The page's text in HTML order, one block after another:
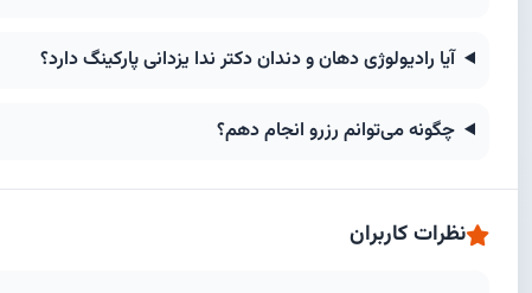
آیا رادیولوژی دهان و دندان دکتر ندا یزدانی پارکینگ دارد؟
چگونه می‌توانم رزرو انجام دهم؟
نظرات کاربران